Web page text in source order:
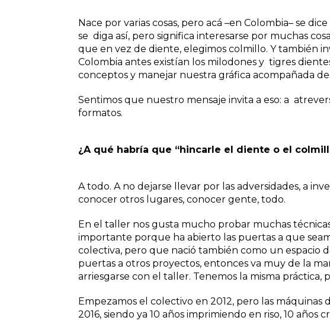
Nace por varias cosas, pero acá –en Colombia– se
se diga así, pero significa interesarse por muchas
que en vez de diente, elegimos colmillo. Y también
Colombia antes existían los milodones y tigres
conceptos y manejar nuestra gráfica acompañada
Sentimos que nuestro mensaje invita a eso: a
formatos.
¿A qué habría que “hincarle el diente o el
A todo. A no dejarse llevar por las adversidades, a
conocer otros lugares, conocer gente, todo.
En el taller nos gusta mucho probar muchas
importante porque ha abierto las puertas a que
colectiva, pero que nació también como un espacio
puertas a otros proyectos, entonces va muy de la
arriesgarse con el taller. Tenemos la misma práctica,
Empezamos el colectivo en 2012, pero las máquinas
2016, siendo ya 10 años imprimiendo en riso, 10